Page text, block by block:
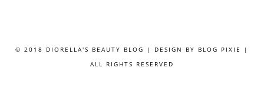
© 2018 DIORELLA'S BEAUTY BLOG | DESIGN BY BLOG PIXIE
|
ALL RIGHTS RESERVED